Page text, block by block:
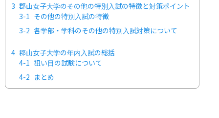
3 郡山女子大学のその他の特別入試の特徴と対策ポイント
3-1 その他の特別入試の特徴
3-2 各学部・学科のその他の特別入試対策について
4 郡山女子大学の年内入試の総括
4-1 狙い目の試験について
4-2 まとめ